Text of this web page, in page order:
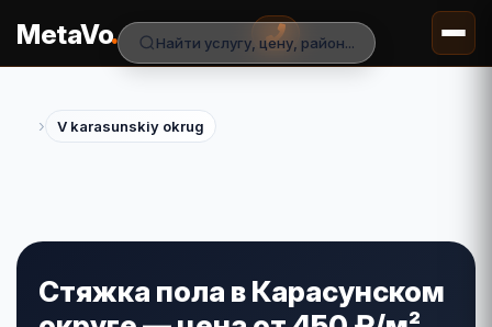
MetaVo.
› V karasunskiy okrug
Стяжка пола в Карасунском
Найти услугу, цену, район...